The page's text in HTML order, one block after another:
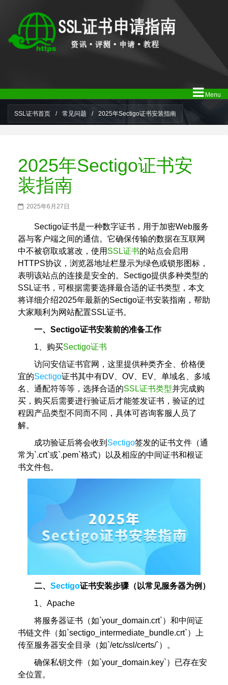
Menu
SSL证书首页 / 常见问题 / 2025年Sectigo证书安装指南
2025年Sectigo证书安
装指南
2025年6月27日
Sectigo证书是一种数字证书，用于加密Web服务
器与客户端之间的通信。它确保传输的数据在互联网
中不被窃取或篡改，使用 SSL证书的站点会启用
HTTPS协议，浏览器地址栏显示为绿色或锁形图标，
表明该站点的连接是安全的。Sectigo提供多种类型的
SSL证书，可根据需要选择最合适的证书类型，本文
将详细介绍2025年最新的Sectigo证书安装指南，帮助
大家顺利为网站配置SSL证书。
一、Sectigo证书安装前的准备工作
1、购买Sectigo证书
访问安信证书官网，这里提供种类齐全、价格便
宜的Sectigo证书其中有DV、OV、EV、单域名、多域
名、通配符等等，选择合适的SSL证书类型并完成购
买，购买后需要进行验证后才能签发证书，验证的过
程因产品类型不同而不同，具体可咨询客服人员了
解。
成功验证后将会收到 Sectigo签发的证书文件（通
常为`.crt`或`.pem`格式）以及相应的中间证书和根证
书文件包。
二、 Sectigo证书安装步骤（以常见服务器为例）
1、Apache
将服务器证书（如`your_domain.crt`）和中间证
书链文件（如`sectigo_intermediate_bundle.crt`）上
传至服务器安全目录（如`/etc/ssl/certs/`）。
确保私钥文件（如`your_domain.key`）已存在安
全位置。